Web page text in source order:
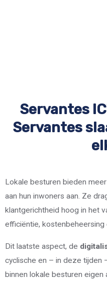
Servantes
Servantes
Lokale besturen bieden
aan hun inwoners aan. Ze
klantgerichtheid hoog in het
efficiëntie, kostenbeheersing
Dit laatste aspect, de
cyclische en – in deze tijden
binnen lokale besturen